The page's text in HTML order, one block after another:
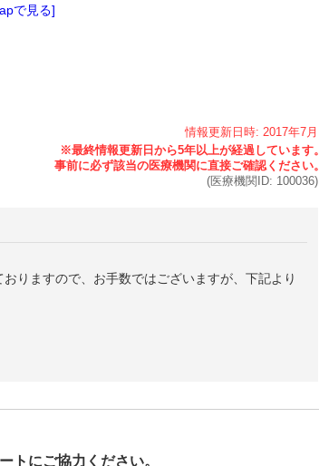
で見る]
情報更新日時: 2017年7月
(医療機関ID: 100036)
りますので、お手数ではございますが、下記より
トにご協力ください。